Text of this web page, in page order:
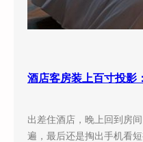
出差住酒店，晚上回到房
遍，最后还是掏出手机看